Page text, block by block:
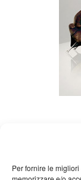
Per fornire le